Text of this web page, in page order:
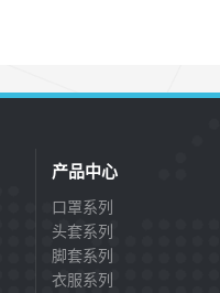
产品中心
口罩系列
头套系列
脚套系列
衣服系列